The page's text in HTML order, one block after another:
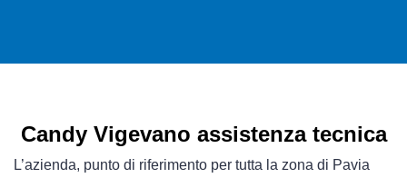
Candy Vigevano assistenza tecnica
L’azienda, punto di riferimento per tutta la zona di Pavia